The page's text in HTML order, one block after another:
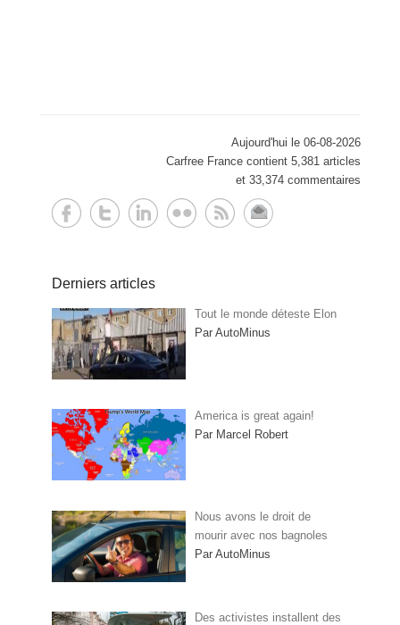
Aujourd'hui le 06-08-2026
Carfree France contient 5,381 articles
et 33,374 commentaires
Derniers articles
Tout le monde déteste Elon
Par AutoMinus
America is great again!
Par Marcel Robert
Nous avons le droit de
mourir avec nos bagnoles
Par AutoMinus
Des activistes installent des